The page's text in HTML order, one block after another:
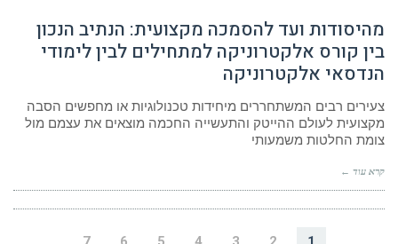
מהיסודות ועד להסמכה מקצועית: הנתיב הנכון
בין קורס אלקטרוניקה למתחילים לבין לימודי
הנדסאי אלקטרוניקה
צעירים רבים המשתחררים מיחידות טכנולוגיות או מחפשים הסבה
מקצועית לעולם ההייטק והתעשייה החכמה מוצאים את עצמם מול
צומת החלטות משמעותי
קרא עוד ←